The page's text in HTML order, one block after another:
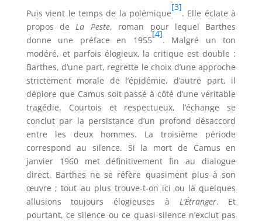
Puis vient le temps de la polémique
[3]
. Elle éclate à
propos deLa Peste, roman pour lequel Barthes
donne une préface en 1955
[4]
. Malgré un ton
modéré, et parfois élogieux, la critique est double :
Barthes, d’une part, regrette le choix d’une approche
strictement morale de l’épidémie, d’autre part, il
déplore que Camus soit passé à côté d’une véritable
tragédie. Courtois et respectueux, l’échange se
conclut par la persistance d’un profond désaccord
entre les deux hommes. La troisième période
correspond au silence. Si la mort de Camus en
janvier 1960 met définitivement fin au dialogue
direct, Barthes ne se réfère quasiment plus à son
œuvre ; tout au plus trouve-t-on ici ou là quelques
allusions toujours élogieuses à L’Étranger. Et
pourtant, ce silence ou ce quasi-silence n’exclut pas